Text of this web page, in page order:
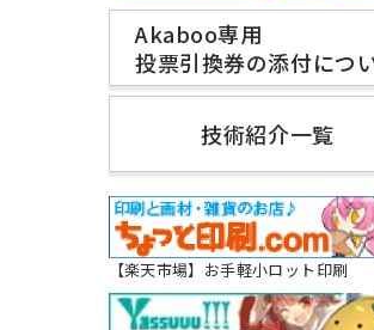
Akaboo専用
投票引換券の添付につ
技術紹介一覧
【楽天市場】お手軽小ロット印刷